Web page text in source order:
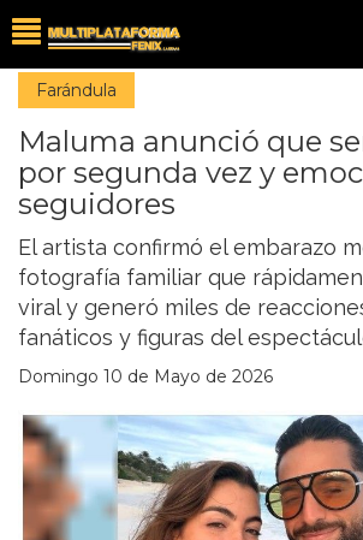
Farándula
Maluma anunció que
por segunda vez y
seguidores
El artista confirmó el embarazo
fotografía familiar que
viral y generó miles de
fanáticos y figuras del
Domingo 10 de Mayo de 2026